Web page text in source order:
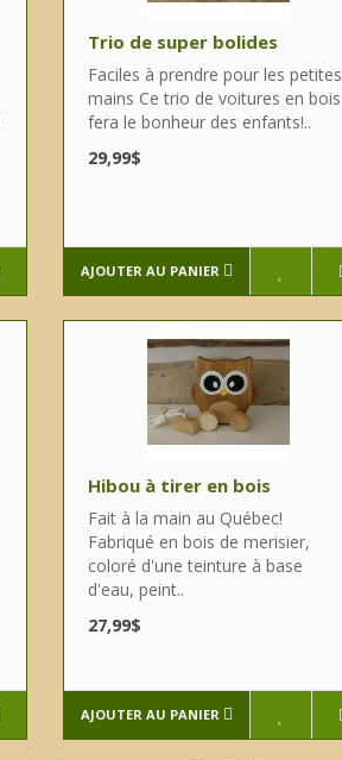
Trio de super bolides
Faciles à prendre pour les petites
mains Ce trio de voitures en bois
fera le bonheur des enfants!..
29,99$
AJOUTER AU PANIER
Hibou à tirer en bois
Fait à la main au Québec!
Fabriqué en bois de merisier,
coloré d'une teinture à base
d'eau, peint..
27,99$
AJOUTER AU PANIER